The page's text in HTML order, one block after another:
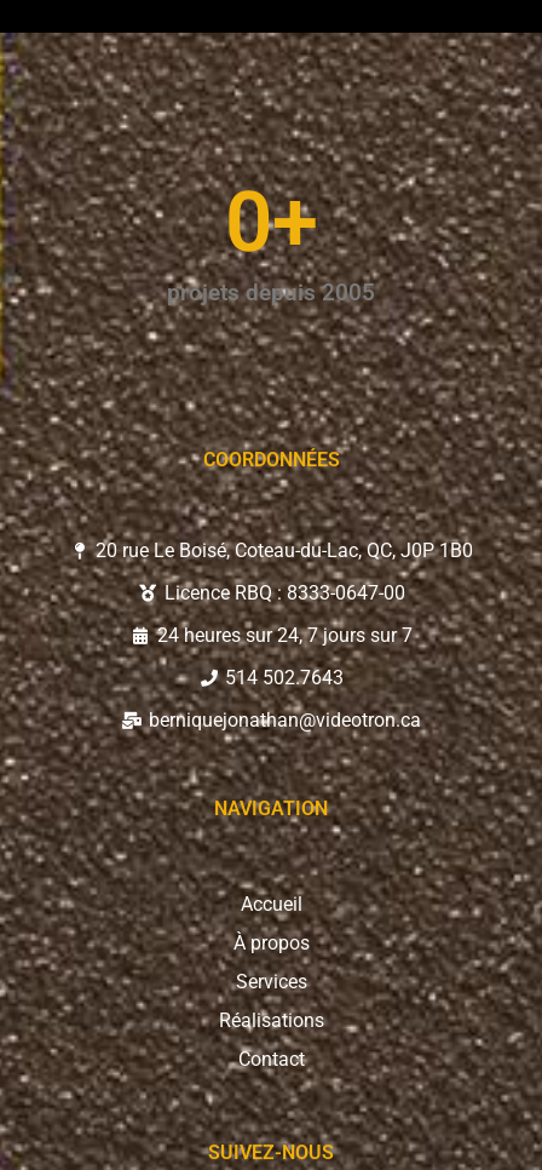
projets depuis 2005
0+
COORDONNÉES
20 rue Le Boisé, Coteau-du-Lac, QC, J0P 1B0
Licence RBQ : 8333-0647-00
24 heures sur 24, 7 jours sur 7
514 502.7643
berniquejonathan@videotron.ca
NAVIGATION
Accueil
À propos
Services
Réalisations
Contact
SUIVEZ-NOUS